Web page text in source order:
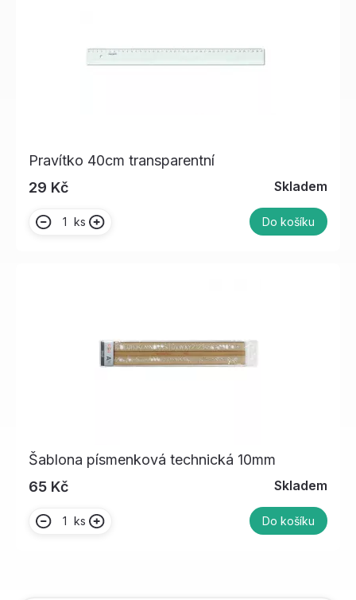
Pravítko 40cm transparentní
29 Kč
Skladem
ks Do košíku
Šablona písmenková technická 10mm
65 Kč
Skladem
ks Do košíku